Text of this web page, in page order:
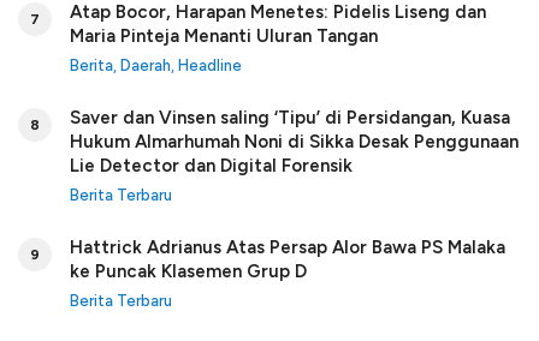
7
Atap Bocor, Harapan Menetes: Pidelis Liseng dan
Maria Pinteja Menanti Uluran Tangan
Berita, Daerah, Headline
8
Saver dan Vinsen saling ‘Tipu’ di Persidangan, Kuasa
Hukum Almarhumah Noni di Sikka Desak Penggunaan
Lie Detector dan Digital Forensik
Berita Terbaru
9
Hattrick Adrianus Atas Persap Alor Bawa PS Malaka
ke Puncak Klasemen Grup D
Berita Terbaru